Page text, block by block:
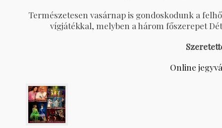
Természetesen vasárnap is gondoskodunk a
vígjátékkal, melyben a három főszerepet
Online